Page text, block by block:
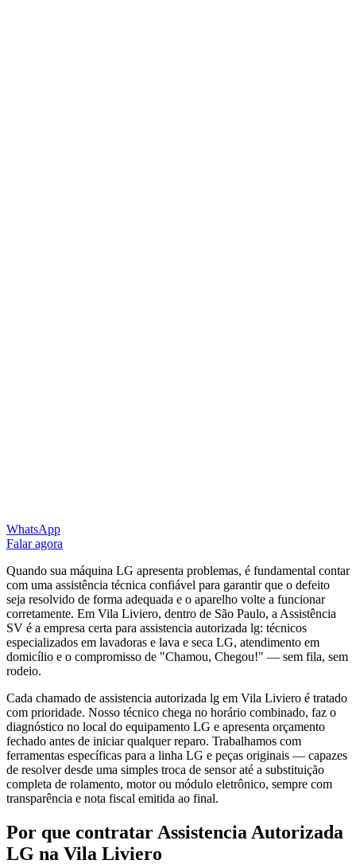
WhatsApp
Falar agora
Quando sua máquina LG apresenta problemas, é fundamental contar
com uma assistência técnica confiável para garantir que o defeito
seja resolvido de forma adequada e o aparelho volte a funcionar
corretamente. Em Vila Liviero, dentro de São Paulo, a Assistência
SV é a empresa certa para assistencia autorizada lg: técnicos
especializados em lavadoras e lava e seca LG, atendimento em
domicílio e o compromisso de "Chamou, Chegou!" — sem fila, sem
rodeio.
Cada chamado de assistencia autorizada lg em Vila Liviero é tratado
com prioridade. Nosso técnico chega no horário combinado, faz o
diagnóstico no local do equipamento LG e apresenta orçamento
fechado antes de iniciar qualquer reparo. Trabalhamos com
ferramentas específicas para a linha LG e peças originais — capazes
de resolver desde uma simples troca de sensor até a substituição
completa de rolamento, motor ou módulo eletrônico, sempre com
transparência e nota fiscal emitida ao final.
Por que contratar Assistencia Autorizada
LG na Vila Liviero